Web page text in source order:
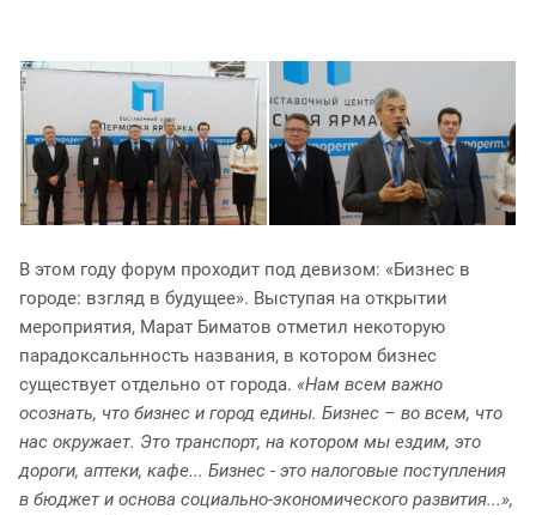
В этом году форум проходит под девизом: «Бизнес в
городе: взгляд в будущее». Выступая на открытии
мероприятия, Марат Биматов отметил некоторую
парадоксальнность названия, в котором бизнес
существует отдельно от города. «Нам всем важно
осознать, что бизнес и город едины. Бизнес – во всем, что
нас окружает. Это транспорт, на котором мы ездим, это
дороги, аптеки, кафе... Бизнес - это налоговые поступления
в бюджет и основа социально-экономического развития...»,